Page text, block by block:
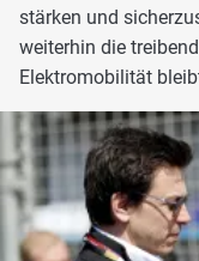
stärken und
weiterhin die
Elektromobilität